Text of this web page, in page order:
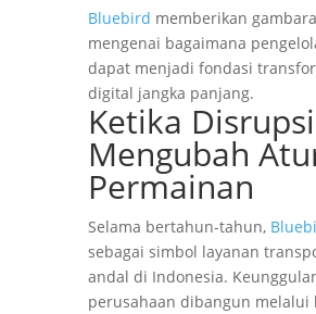
Bluebird memberikan
mengenai bagaimana
dapat menjadi fondasi
digital jangka panjang.
Ketika Disrupsi
Mengubah
Permainan
Selama bertahun-tahun,
sebagai simbol layanan
andal di Indonesia.
perusahaan dibangun melalui